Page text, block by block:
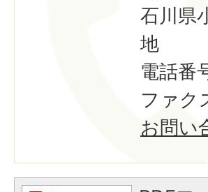
石川県
地
電話番
ファク
お問い